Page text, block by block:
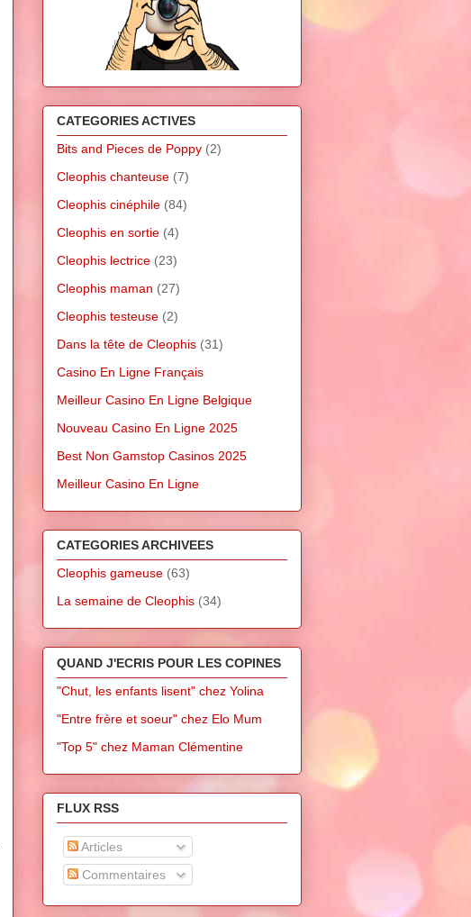
CATEGORIES ACTIVES
Bits and Pieces de Poppy (2)
Cleophis chanteuse (7)
Cleophis cinéphile (84)
Cleophis en sortie (4)
Cleophis lectrice (23)
Cleophis maman (27)
Cleophis testeuse (2)
Dans la tête de Cleophis (31)
Casino En Ligne Français
Meilleur Casino En Ligne Belgique
Nouveau Casino En Ligne 2025
Best Non Gamstop Casinos 2025
Meilleur Casino En Ligne
CATEGORIES ARCHIVEES
Cleophis gameuse (63)
La semaine de Cleophis (34)
QUAND J'ECRIS POUR LES COPINES
"Chut, les enfants lisent" chez Yolina
"Entre frère et soeur" chez Elo Mum
"Top 5" chez Maman Clémentine
FLUX RSS
Articles
Commentaires